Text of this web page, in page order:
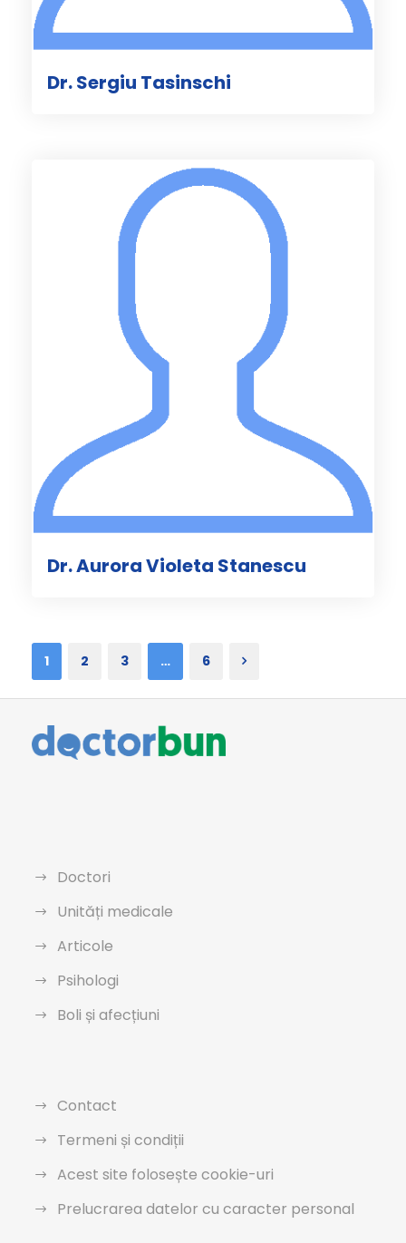
Dr. Sergiu Tasinschi
Dr. Aurora Violeta Stanescu
1 2 3 … 6
Doctori
Unități medicale
Articole
Psihologi
Boli și afecțiuni
Contact
Termeni și condiții
Acest site folosește cookie-uri
Prelucrarea datelor cu caracter personal